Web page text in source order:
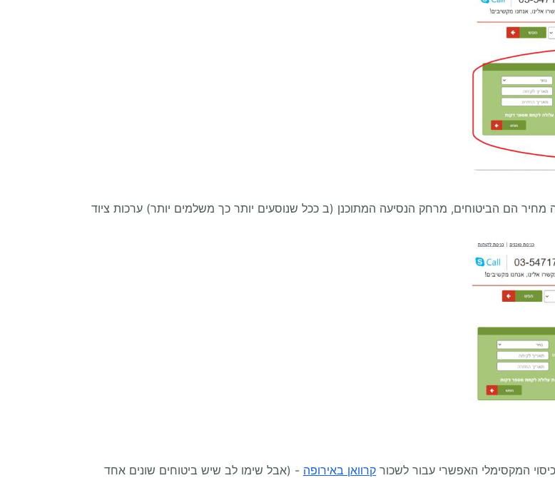
מחיר הם הביטוחים, מרחק הנסיעה המתוכנן (ב ככל שנוסעים יותר כך משלמים יותר) ערכות ציוד
המקסימלי האפשרי עבור לשכור קרוואן באירופה - (אבל שימו לב שיש ביטוחים שונים אחד